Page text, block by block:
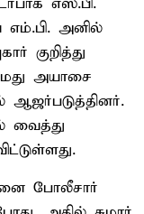
அனில்
குறித்து
அயாசை
ஆஜர்படுத்தினர்.
வைத்து
போலீசார்